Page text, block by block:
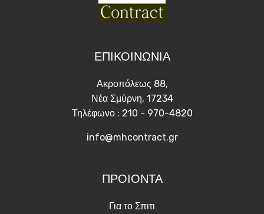
ΕΠΙΚΟΙΝΩΝΙΑ
Ακροπόλεως 88,
Νέα Σμύρνη, 17234
Τηλέφωνο : 210 - 970-4820
info@mhcontract.gr
ΠΡΟΙΟΝΤΑ
Για το Σπιτι